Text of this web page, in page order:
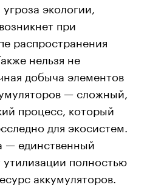
экологии,
при
распространения
нельзя не
добыча элементов
— сложный,
процесс, который
для экосистем.
— единственный
полностью
аккумуляторов.